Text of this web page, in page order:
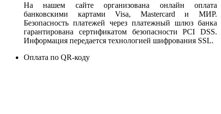
На нашем сайте организована онлайн оплата
банковскими картами Visa, Mastercard и МИР.
Безопасность платежей через платежный шлюз банка
гарантирована сертификатом безопасности PCI DSS.
Информация передается технологией шифрования SSL.
Оплата по QR-коду